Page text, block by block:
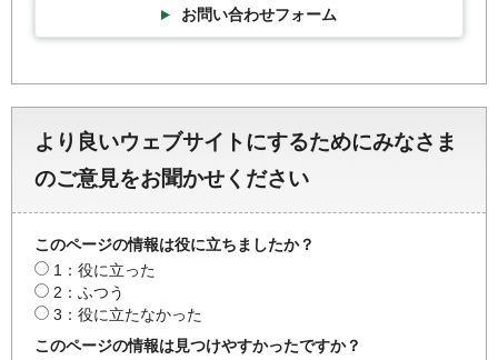
お問い合わせフォーム
より良いウェブサイトにするためにみなさま
のご意見をお聞かせください
このページの情報は役に立ちましたか？
1：役に立った
2：ふつう
3：役に立たなかった
このページの情報は見つけやすかったですか？